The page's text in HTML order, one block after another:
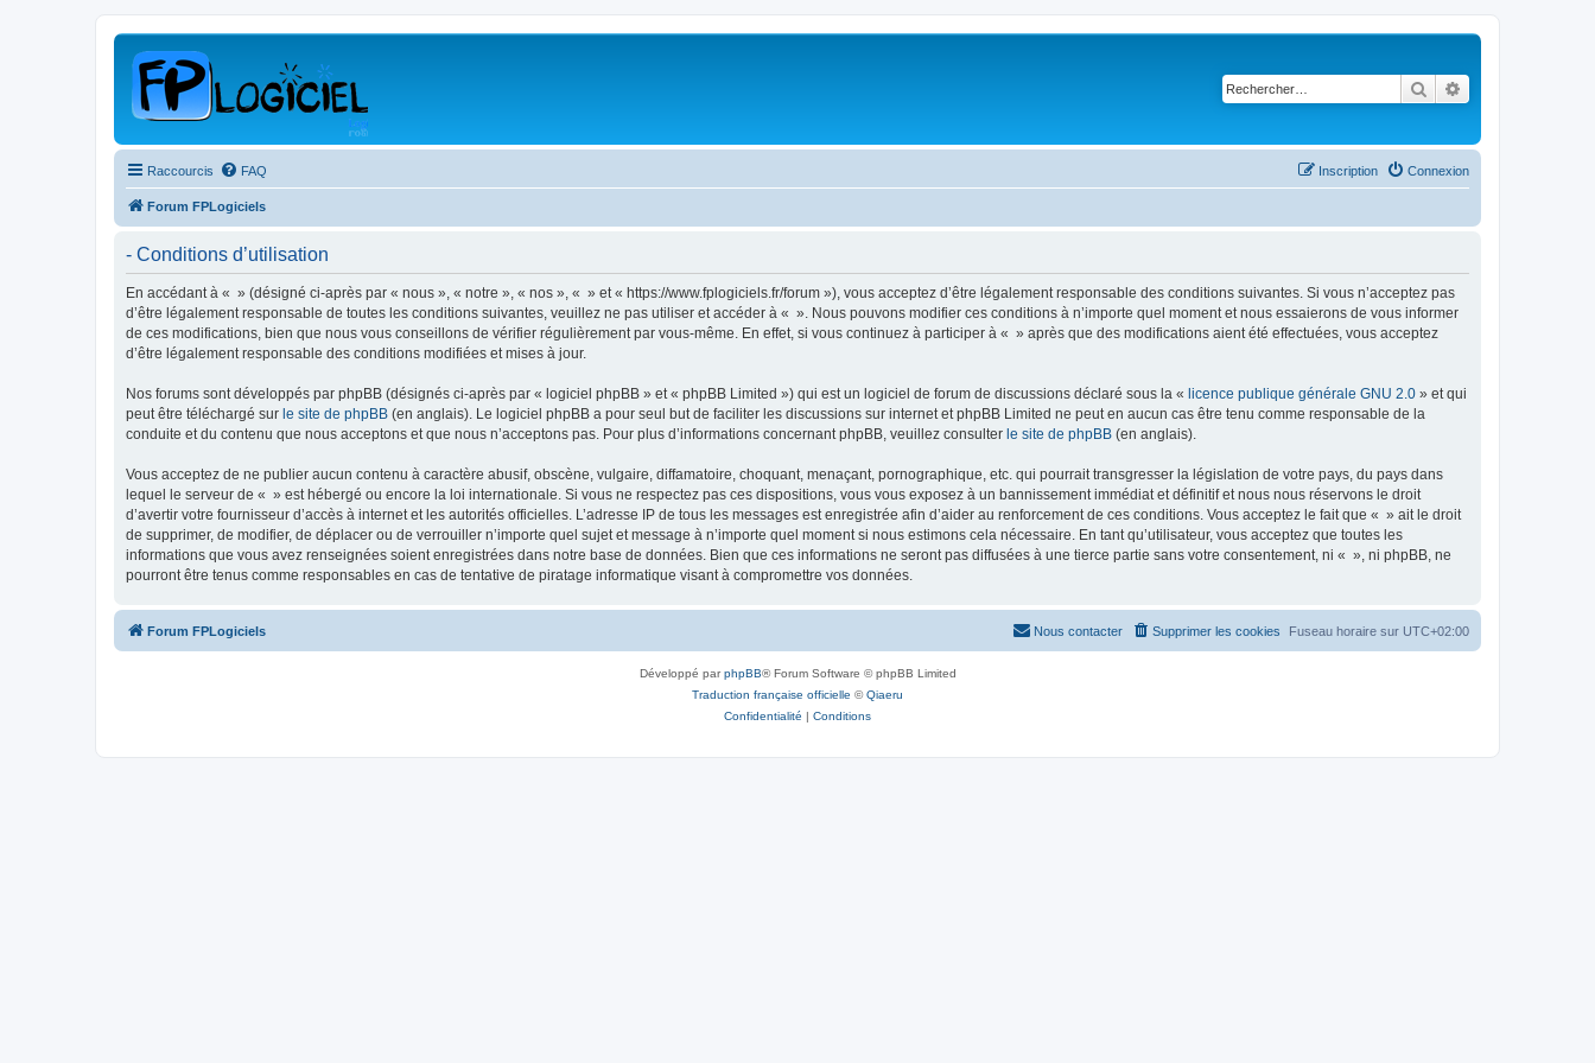
Rechercher
Raccourcis FAQ Connexion
Inscription
Forum FPLogiciels
- Conditions d’utilisation
En accédant à « » (désigné ci-après par « nous », « notre », « nos », « » et « https://www.fplogiciels.fr/forum »), vous acceptez d’être légalement responsable des conditions suivantes. Si vous n’acceptez pas
d’être légalement responsable de toutes les conditions suivantes, veuillez ne pas utiliser et accéder à « ». Nous pouvons modifier ces conditions à n’importe quel moment et nous essaierons de vous informer
de ces modifications, bien que nous vous conseillons de vérifier régulièrement par vous-même. En effet, si vous continuez à participer à « » après que des modifications aient été effectuées, vous acceptez
d’être légalement responsable des conditions modifiées et mises à jour.
Nos forums sont développés par phpBB (désignés ci-après par « logiciel phpBB » et « phpBB Limited ») qui est un logiciel de forum de discussions déclaré sous la « licence publique générale GNU 2.0 » et qui
peut être téléchargé sur le site de phpBB (en anglais). Le logiciel phpBB a pour seul but de faciliter les discussions sur internet et phpBB Limited ne peut en aucun cas être tenu comme responsable de la
conduite et du contenu que nous acceptons et que nous n’acceptons pas. Pour plus d’informations concernant phpBB, veuillez consulter le site de phpBB (en anglais).
Vous acceptez de ne publier aucun contenu à caractère abusif, obscène, vulgaire, diffamatoire, choquant, menaçant, pornographique, etc. qui pourrait transgresser la législation de votre pays, du pays dans
lequel le serveur de « » est hébergé ou encore la loi internationale. Si vous ne respectez pas ces dispositions, vous vous exposez à un bannissement immédiat et définitif et nous nous réservons le droit
d’avertir votre fournisseur d’accès à internet et les autorités officielles. L’adresse IP de tous les messages est enregistrée afin d’aider au renforcement de ces conditions. Vous acceptez le fait que « » ait le droit
de supprimer, de modifier, de déplacer ou de verrouiller n’importe quel sujet et message à n’importe quel moment si nous estimons cela nécessaire. En tant qu’utilisateur, vous acceptez que toutes les
informations que vous avez renseignées soient enregistrées dans notre base de données. Bien que ces informations ne seront pas diffusées à une tierce partie sans votre consentement, ni « », ni phpBB, ne
pourront être tenus comme responsables en cas de tentative de piratage informatique visant à compromettre vos données.
Forum FPLogiciels Fuseau horaire sur UTC+02:00
Supprimer les cookies
Nous contacter
Développé parphpBB® Forum Software © phpBB Limited
Traduction française officielle ©Qiaeru
Confidentialité | Conditions